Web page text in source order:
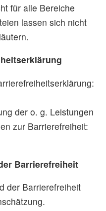
für alle Bereiche
lassen sich nicht
der o. g. Leistungen
zur Barrierefreiheit:
Barrierefreiheit
der Barrierefreiheit